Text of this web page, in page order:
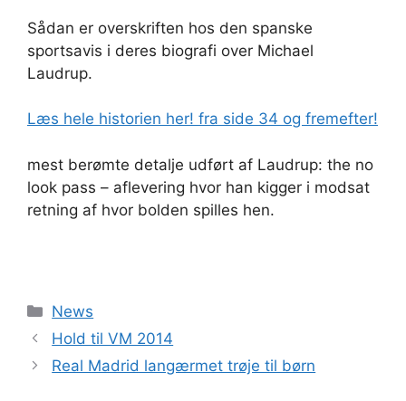
Sådan er overskriften hos den spanske
sportsavis i deres biografi over Michael
Laudrup.
Læs hele historien her! fra side 34 og fremefter!
mest berømte detalje udført af Laudrup: the no
look pass – aflevering hvor han kigger i modsat
retning af hvor bolden spilles hen.
Kategorier
News
Hold til VM 2014
Real Madrid langærmet trøje til børn